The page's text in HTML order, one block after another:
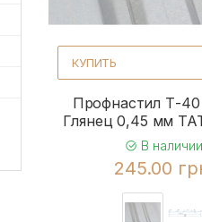
5
3
3
5
2
2
КУПИТЬ
Профнастил Т-40
Глянец 0,45 мм
В наличии
245.00